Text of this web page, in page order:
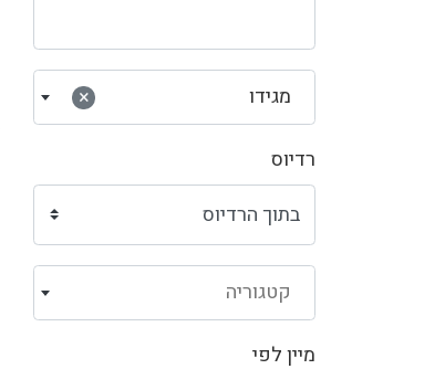
× מגידו
רדיוס
קטגוריה
מיין לפי